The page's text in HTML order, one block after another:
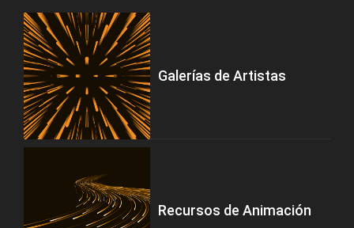
Galerías de Artistas
Recursos de Animación